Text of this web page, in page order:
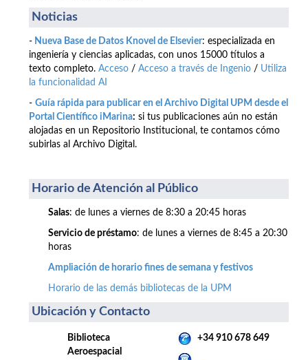
Noticias
- Nueva Base de Datos Knovel de Elsevier: especializada en
ingeniería y ciencias aplicadas, con unos 15000 títulos a
texto completo. Acceso / Acceso a través de Ingenio / Utiliza
la funcionalidad AI
- Guía rápida para publicar en el Archivo Digital UPM desde el
Portal Científico iMarina: si tus publicaciones aún no están
alojadas en un Repositorio Institucional, te contamos cómo
subirlas al Archivo Digital.
Horario de Atención al Público
Salas: de lunes a viernes de 8:30 a 20:45 horas
Servicio de préstamo: de lunes a viernes de 8:45 a 20:30
horas
Ampliación de horario fines de semana y festivos
Horario de las demás bibliotecas de la UPM
Ubicación y Contacto
Biblioteca
Aeroespacial
+34 910 678 649